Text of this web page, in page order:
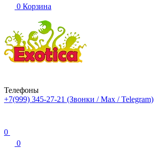
0 Корзина
Телефоны
+7(999) 345-27-21 (Звонки / Max / Telegram)
0
0